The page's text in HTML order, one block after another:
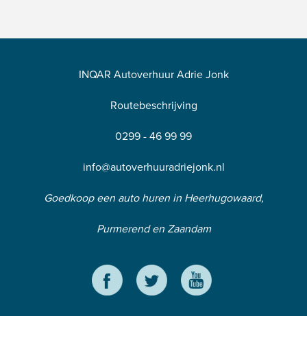
INQAR Autoverhuur Adrie Jonk
Routebeschrijving
0299 - 46 99 99
info@autoverhuuradriejonk.nl
Goedkoop een auto huren in Heerhugowaard,
Purmerend en Zaandam